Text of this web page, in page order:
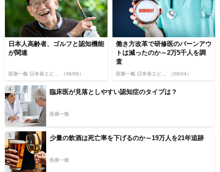
日本人高齢者、ゴルフと認知機能
が関連
（08/06）
働き方改革で研修医のバーンアウ
トは減ったのか～2万5千人を調
査
（08/04）
4 臨床医が見落としやすい認知症のタイプは？
医療一般
5 少量の飲酒は死亡率を下げるのか～19万人を21年追跡
医療一般